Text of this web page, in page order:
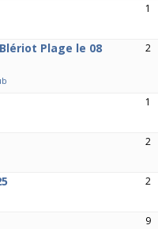
1
Plage le 08
2
1
2
2
9